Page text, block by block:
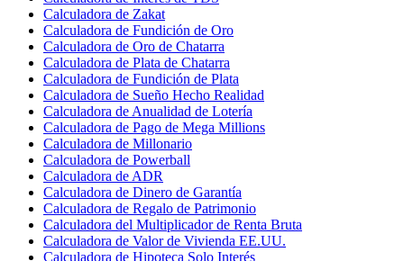
Calculadora de Zakat
Calculadora de Fundición de Oro
Calculadora de Oro de Chatarra
Calculadora de Plata de Chatarra
Calculadora de Fundición de Plata
Calculadora de Sueño Hecho Realidad
Calculadora de Anualidad de Lotería
Calculadora de Pago de Mega Millions
Calculadora de Millonario
Calculadora de Powerball
Calculadora de ADR
Calculadora de Dinero de Garantía
Calculadora de Regalo de Patrimonio
Calculadora del Multiplicador de Renta Bruta
Calculadora de Valor de Vivienda EE.UU.
Calculadora de Hipoteca Solo Interés